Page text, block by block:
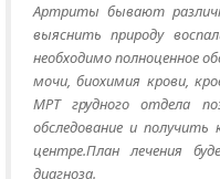
Артриты бывают
выяснить природу
необходимо полноценное
мочи, биохимия крови,
МРТ грудного отдела
обследование и
центре.План лечения
диагноза.